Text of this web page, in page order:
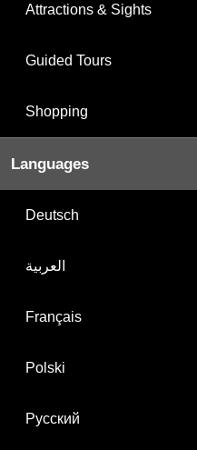
Attractions & Sights
Guided Tours
Shopping
Languages
Deutsch
العربية
Français
Polski
Русский